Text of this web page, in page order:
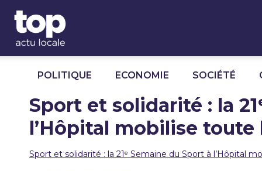
POLITIQUE ECONOMIE SOCIÉTÉ
Sport et solidarité : la
l’Hôpital mobilise toute
Sport et solidarité : la 21ᵉ Semaine du Sport à l’Hôpital